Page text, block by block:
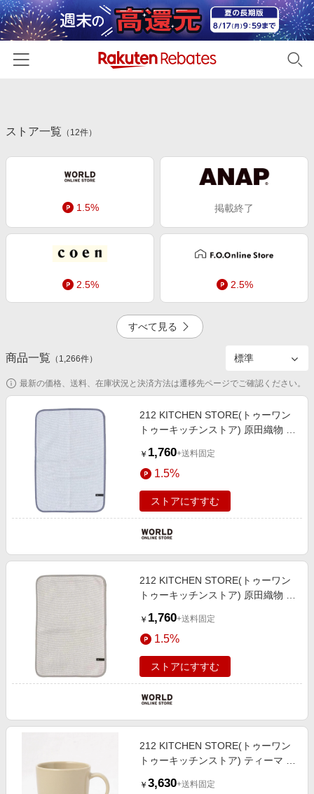
カテゴリー一覧
百貨店・総合ECモール
ファッション・インナー・小物
食品・スイーツ・お酒
日用品・キッチン用品
コスメ・健康・医薬品
ペット・花・DIY・車
旅行・レジャー・ホテル予約
金融・マネー・保険
ビジネス・その他サービス
初回購入者限定特典
対象ストア新規限定特典
新着ストアのご紹介
電子書籍特集
旅行特集
わくわく夏特集
とことん買い物チャレンジ
Apple公式サイト×楽天カード分割払い
Samsung ボーナスキャンペーン
週末の高還元 夏の長期版
友達紹介
楽天IDでログイン/会員登録
ストア一覧 （ 12件）
1.5% 掲載終了
2.5% 2.5%
4.5% 一時停止
6.0%
掲載終了
すべて見る
商品一覧 （ 1,266件）
最新の価格、送料、在庫状況と決済方法は遷移先ページでご確認ください。
212 KITCHEN STORE(トゥーワン
トゥーキッチンストア) 原田織物 無
￥ 1,760+送料固定
1.5%
ストアにすすむ
212 KITCHEN STORE(トゥーワン
トゥーキッチンストア) 原田織物 無
￥ 1,760+送料固定
1.5%
ストアにすすむ
212 KITCHEN STORE(トゥーワン
トゥーキッチンストア) ティーマ マ
￥ 3,630+送料固定